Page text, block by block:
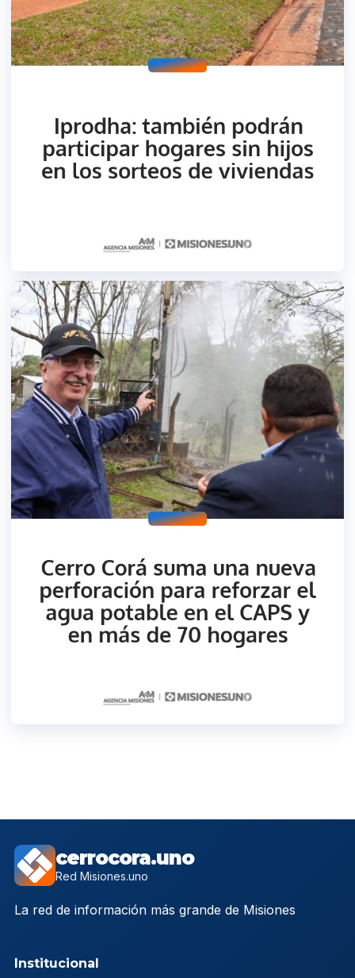
cerrocora.uno
Red Misiones.uno
La red de información más grande de Misiones
Institucional